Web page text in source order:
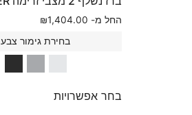
החל מ- ₪1,404.00
בחירת גימור צבע
בחר אפשרויות